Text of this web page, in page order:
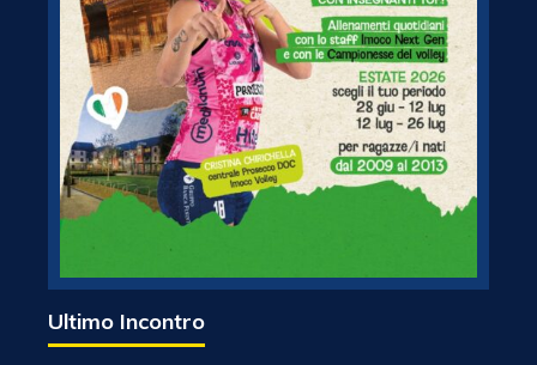
Ultimo Incontro